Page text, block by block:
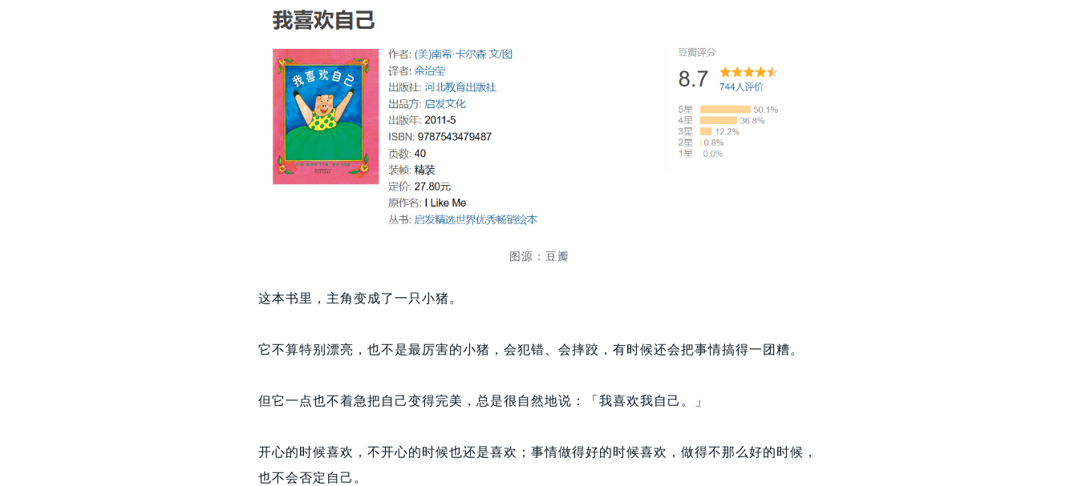
图源：豆瓣
这本书里，主角变成了一只小猪。
它不算特别漂亮，也不是最厉害的小猪，会犯错、会摔跤，有时候还会把事情搞得一团糟。
但它一点也不着急把自己变得完美，总是很自然地说：「我喜欢我自己。」
开心的时候喜欢，不开心的时候也还是喜欢；事情做得好的时候喜欢，做得不那么好的时候，
也不会否定自己。